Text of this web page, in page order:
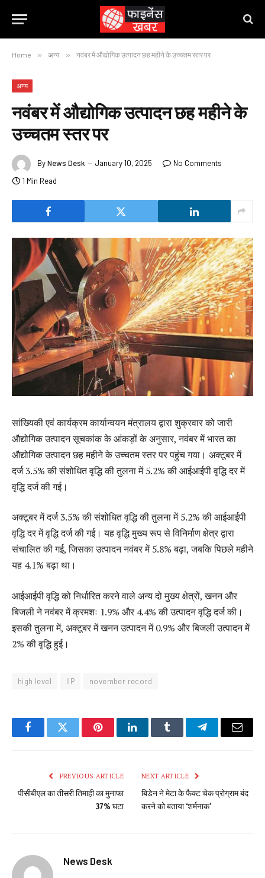
Home » अन्य » नवंबर में औद्योगिक उत्पादन छह महीने के उच्चतम स्तर पर
अन्य
नवंबर में औद्योगिक उत्पादन छह महीने के
उच्चतम स्तर पर
ByNews Desk January 10, 2025
No Comments
1 Min Read
सांख्यिकी एवं कार्यक्रम कार्यान्वयन मंत्रालय द्वारा शुक्रवार को जारी
औद्योगिक उत्पादन सूचकांक के आंकड़ों के अनुसार, नवंबर में भारत का
औद्योगिक उत्पादन छह महीने के उच्चतम स्तर पर पहुंच गया। अक्टूबर में
दर्ज 3.5% की संशोधित वृद्धि की तुलना में 5.2% की आईआईपी वृद्धि दर में
वृद्धि दर्ज की गई।
अक्टूबर में दर्ज 3.5% की संशोधित वृद्धि की तुलना में 5.2% की आईआईपी
वृद्धि दर में वृद्धि दर्ज की गई। यह वृद्धि मुख्य रूप से विनिर्माण क्षेत्र द्वारा
संचालित की गई, जिसका उत्पादन नवंबर में 5.8% बढ़ा, जबकि पिछले महीने
यह 4.1% बढ़ा था।
आईआईपी वृद्धि को निर्धारित करने वाले अन्य दो मुख्य क्षेत्रों, खनन और
बिजली ने नवंबर में क्रमशः 1.9% और 4.4% की उत्पादन वृद्धि दर्ज की।
इसकी तुलना में, अक्टूबर में खनन उत्पादन में 0.9% और बिजली उत्पादन में
2% की वृद्धि हुई।
high level IIP november record
FacebookTwitter PinterestLinkedInTumblr TelegramEmail
PREVIOUS ARTICLE
पीसीबीएल का तीसरी तिमाही का मुनाफा
37% घटा
NEXT ARTICLE
बिडेन ने मेटा के फैक्ट चेक प्रोग्राम बंद
करने को बताया ‘शर्मनाक’
News Desk